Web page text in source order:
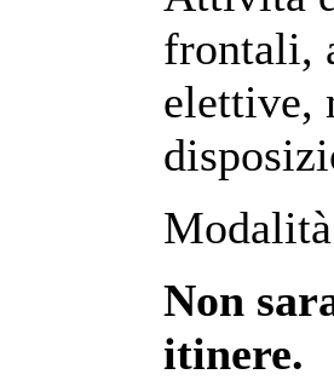
frontali,
elettive,
Non
itinere.